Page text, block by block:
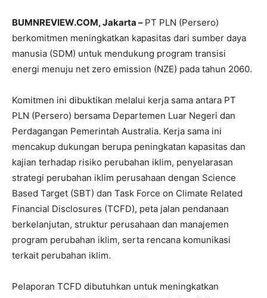
BUMNREVIEW.COM, Jakarta – PT PLN (Persero)
berkomitmen meningkatkan kapasitas dari sumber daya
manusia (SDM) untuk mendukung program transisi
energi menuju net zero emission (NZE) pada tahun 2060.
Komitmen ini dibuktikan melalui kerja sama antara PT
PLN (Persero) bersama Departemen Luar Negeri dan
Perdagangan Pemerintah Australia. Kerja sama ini
mencakup dukungan berupa peningkatan kapasitas dan
kajian terhadap risiko perubahan iklim, penyelarasan
strategi perubahan iklim perusahaan dengan Science
Based Target (SBT) dan Task Force on Climate Related
Financial Disclosures (TCFD), peta jalan pendanaan
berkelanjutan, struktur perusahaan dan manajemen
program perubahan iklim, serta rencana komunikasi
terkait perubahan iklim.
Pelaporan TCFD dibutuhkan untuk meningkatkan